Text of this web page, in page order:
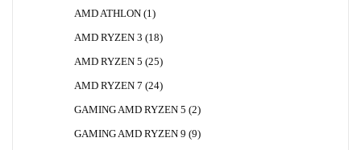
AMD ATHLON 1 1
AMD RYZEN 3
1818
AMD RYZEN 5 2525
AMD RYZEN 7 2424
GAMING AMD RYZEN 5 22
GAMING AMD RYZEN 9 99